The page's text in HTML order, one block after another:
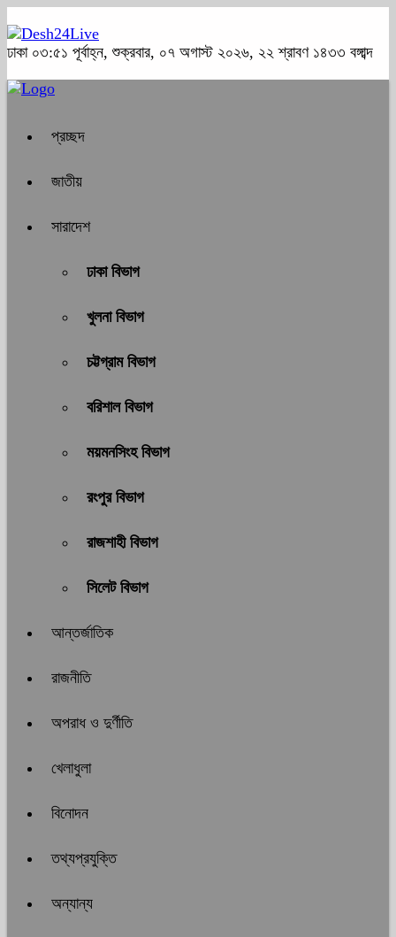
ঢাকা ০৩:৫১ পূর্বাহ্ন, শুক্রবার, ০৭ অগাস্ট ২০২৬, ২২ শ্রাবণ ১৪৩৩ বঙ্গাব্দ
প্রচ্ছদ
জাতীয়
সারাদেশ
ঢাকা বিভাগ
খুলনা বিভাগ
চট্টগ্রাম বিভাগ
বরিশাল বিভাগ
ময়মনসিংহ বিভাগ
রংপুর বিভাগ
রাজশাহী বিভাগ
সিলেট বিভাগ
আন্তর্জাতিক
রাজনীতি
অপরাধ ও দুর্ণীতি
খেলাধুলা
বিনোদন
তথ্যপ্রযুক্তি
অন্যান্য